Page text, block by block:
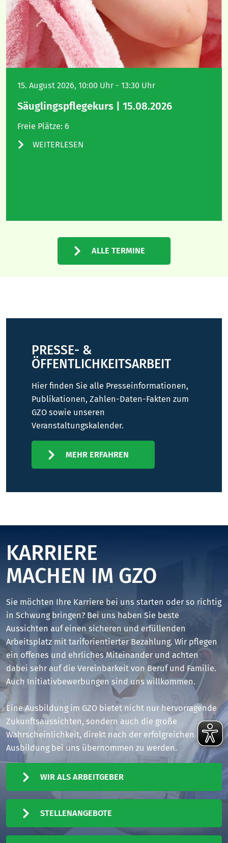
15. August 2026, 10:00 Uhr - 13:30 Uhr
Säuglingspflegekurs | 15.08.2026
Freie Plätze: 6
WEITERLESEN
ALLE TERMINE
PRESSE- &
ÖFFENTLICHKEITSARBEIT
Hier finden Sie alle Presseinformationen,
Publikationen, Zahlen-Daten-Fakten zum
GZO sowie unseren
Veranstaltungskalender.
MEHR ERFAHREN
KARRIERE
MACHEN IM GZO
Sie möchten Ihre Karriere bei uns starten oder so richtig
in Schwung bringen? Bei uns haben Sie beste
Aussichten auf einen sicheren und erfüllenden
Arbeitsplatz mit tariforientierter Bezahlung. Wir pflegen
ein offenes und ehrliches Miteinander und achten
dabei sehr auf die Vereinbarkeit von Beruf und Familie.
Auch Initiativbewerbungen sind uns willkommen.
Eine Ausbildung im GZO bietet nicht nur hervorragende
Zukunftsaussichten, sondern auch die große
Wahrscheinlichkeit, direkt nach der erfolgreichen
Ausbildung bei uns übernommen zu werden.
WIR ALS ARBEITGEBER
STELLENANGEBOTE